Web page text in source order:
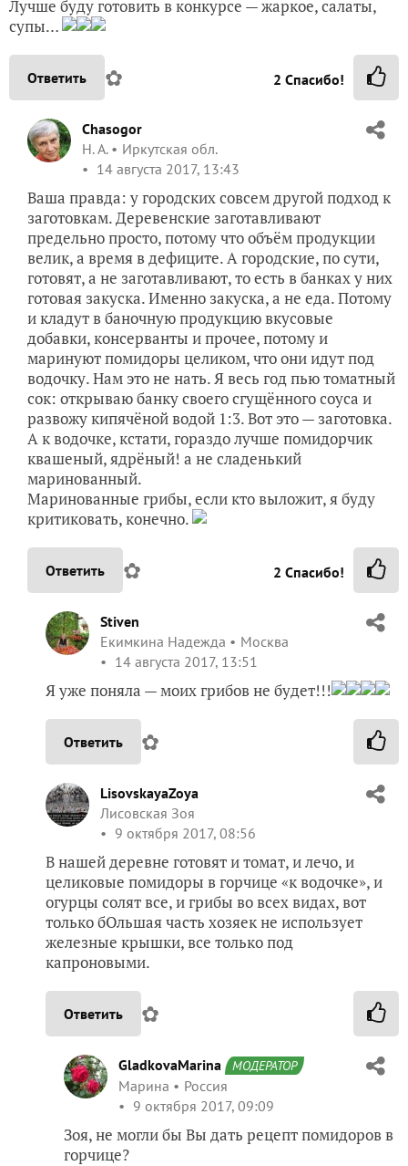
Лучше буду готовить в конкурсе — жаркое, салаты,
супы…
Ответить ✿ 2 Спасибо!
Chasogor
Н. А.
Иркутская обл.
14 августа 2017, 13:43
Ваша правда: у городских совсем другой подход к
заготовкам. Деревенские заготавливают
предельно просто, потому что объём продукции
велик, а время в дефиците. А городские, по сути,
готовят, а не заготавливают, то есть в банках у них
готовая закуска. Именно закуска, а не еда. Потому
и кладут в баночную продукцию вкусовые
добавки, консерванты и прочее, потому и
маринуют помидоры целиком, что они идут под
водочку. Нам это не нать. Я весь год пью томатный
сок: открываю банку своего сгущённого соуса и
развожу кипячёной водой 1:3. Вот это — заготовка.
А к водочке, кстати, гораздо лучше помидорчик
квашеный, ядрёный! а не сладенький
маринованный.
Маринованные грибы, если кто выложит, я буду
критиковать, конечно.
Ответить ✿ 2 Спасибо!
Stiven
Екимкина Надежда
Москва
14 августа 2017, 13:51
Я уже поняла — моих грибов не будет!!!
Ответить ✿
LisovskayaZoya
Лисовская Зоя
9 октября 2017, 08:56
В нашей деревне готовят и томат, и лечо, и
целиковые помидоры в горчице «к водочке», и
огурцы солят все, и грибы во всех видах, вот
только бОльшая часть хозяек не использует
железные крышки, все только под
капроновыми.
Ответить ✿
GladkovaMarina МОДЕРАТОР
Марина
Россия
9 октября 2017, 09:09
Зоя, не могли бы Вы дать рецепт помидоров в
горчице?